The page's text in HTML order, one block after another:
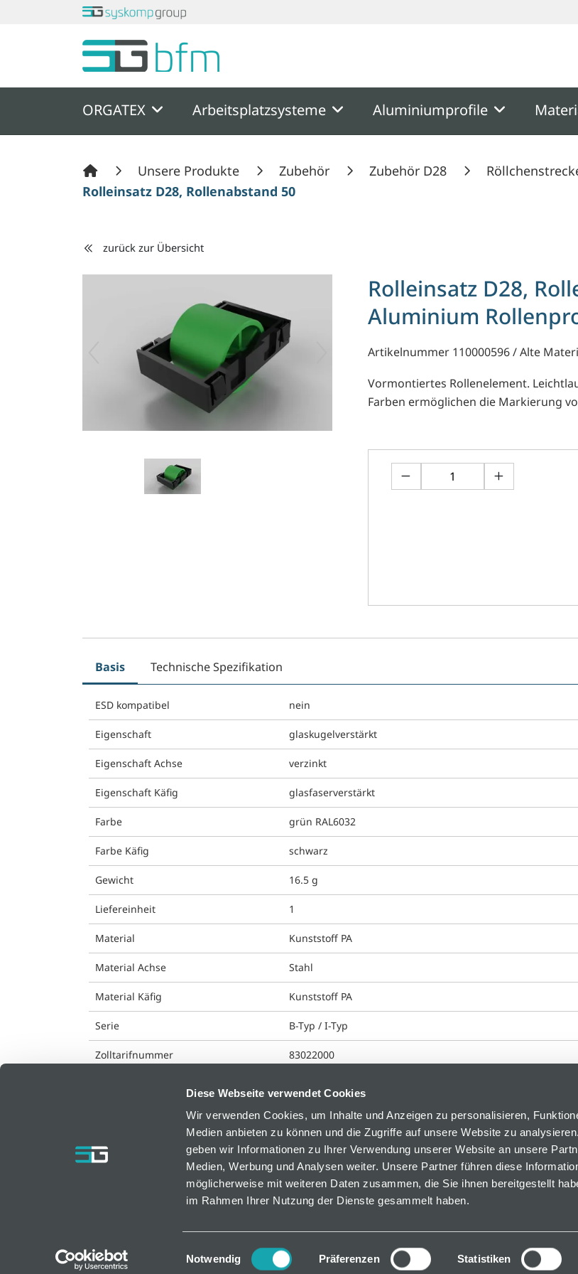
Diese Webseite verwendet Cookies
Wir verwenden Cookies, um Inhalte und Anzeigen zu personalisieren,
Medien anbieten zu können und die Zugriffe auf unsere Website zu
geben wir Informationen zu Ihrer Verwendung unserer Website an unsere
Medien, Werbung und Analysen weiter. Unsere Partner führen diese
möglicherweise mit weiteren Daten zusammen, die Sie ihnen bereitgestellt
im Rahmen Ihrer Nutzung der Dienste gesammelt haben.
Einwilligungsauswahl
Notwendig Präferenzen Statistiken
Springe zu Hauptinhalt Springe zum Header
ORGATEX Arbeitsplatzsysteme Aluminiumprofile
Unsere Produkte Zubehör Zubehör D28
Rolleinsatz D28, Rollenabstand 50 / Teilung 50 für Aluminium Rollenprofil,
zurück zur Übersicht
Rolleinsatz D28,
Aluminium
Artikelnummer 110000596 / Alte
Vormontiertes Rollenelement.
Farben ermöglichen die Markierung
Basis Technische Spezifikation
ESD kompatibel nein
Eigenschaft glaskugelverstärkt
Eigenschaft Achse verzinkt
Eigenschaft Käfig glasfaserverstärkt
Farbe grün RAL6032
Farbe Käfig schwarz
Gewicht 16.5 g
Liefereinheit 1
Material Kunststoff PA
Material Achse Stahl
Material Käfig Kunststoff PA
Serie B-Typ / I-Typ
Zolltarifnummer 83022000
bfm GmbH
AT-2752 Wöllersdorf, Österreich